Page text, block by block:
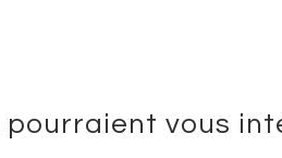
pourraient vous